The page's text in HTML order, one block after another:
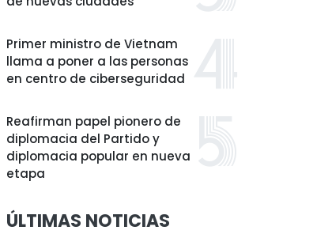
Primer ministro de Vietnam
llama a poner a las personas
en centro de ciberseguridad
Reafirman papel pionero de
diplomacia del Partido y
diplomacia popular en nueva
etapa
ÚLTIMAS NOTICIAS